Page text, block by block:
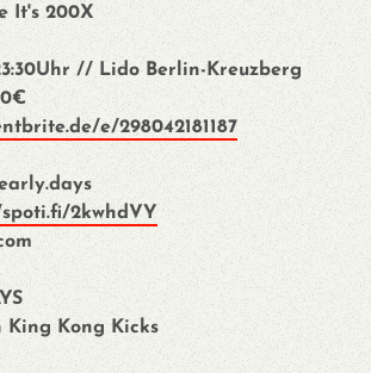
It's 200X
// Lido Berlin-Kreuzberg
e/298042181187
2kwhdVY
King Kong Kicks